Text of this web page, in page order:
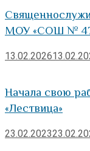
МОУ «СОШ №
13.02.2026
Начала свою
«Лествица»
23.02.2023